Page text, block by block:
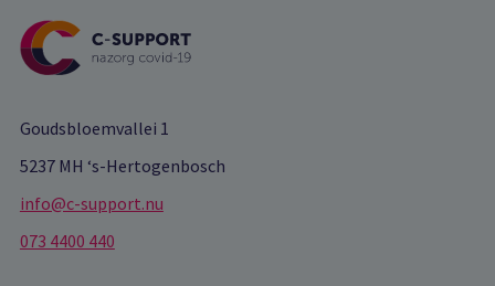
Goudsbloemvallei 1
5237 MH ‘s-Hertogenbosch
info@c-support.nu
073 4400 440